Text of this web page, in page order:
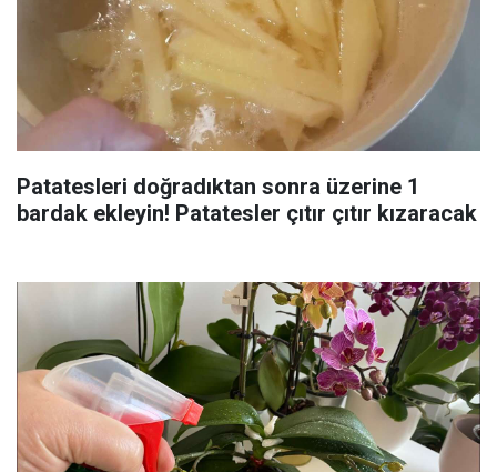
Patatesleri doğradıktan sonra üzerine 1
bardak ekleyin! Patatesler çıtır çıtır kızaracak